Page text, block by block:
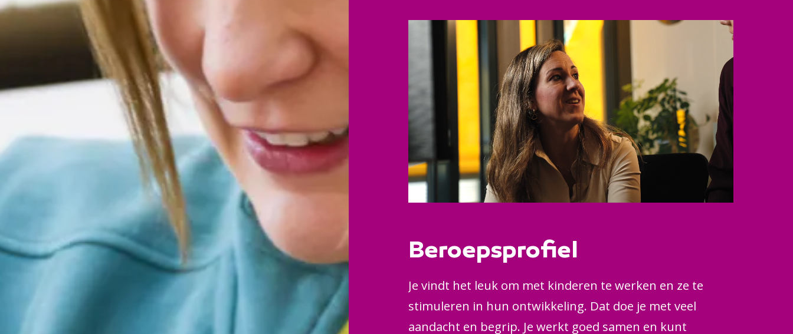
peuterspeelzaal of in de naschoolse of buitenschoolse
opvang.
Beroepsprofiel
Je vindt het leuk om met kinderen te werken en ze te
stimuleren in hun ontwikkeling. Dat doe je met veel
aandacht en begrip. Je werkt goed samen en kunt